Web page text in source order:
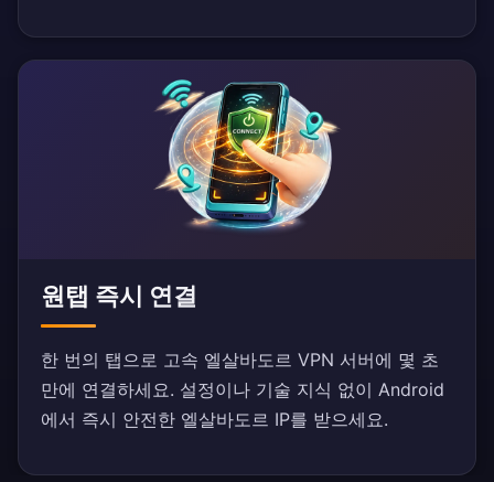
원탭 즉시 연결
한 번의 탭으로 고속 엘살바도르 VPN 서버에 몇 초
만에 연결하세요. 설정이나 기술 지식 없이 Android
에서 즉시 안전한 엘살바도르 IP를 받으세요.